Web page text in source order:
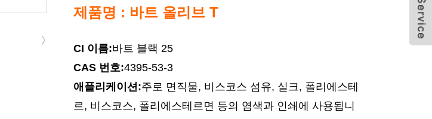
제품명 : 바트 올리브 T
CI 이름:바트 블랙 25
CAS 번호:4395-53-3
애플리케이션:주로 면직물, 비스코스 섬유, 실크, 폴리에스테
르, 비스코스, 폴리에스테르면 등의 염색과 인쇄에 사용됩니